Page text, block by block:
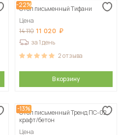
-22%
Стол письменный Тифани
Цена
14 110 11 020
за 1 день
2отзыва
В корзину
-13%
Стол письменный Тренд ПС-02,
крафт/бетон
Цена